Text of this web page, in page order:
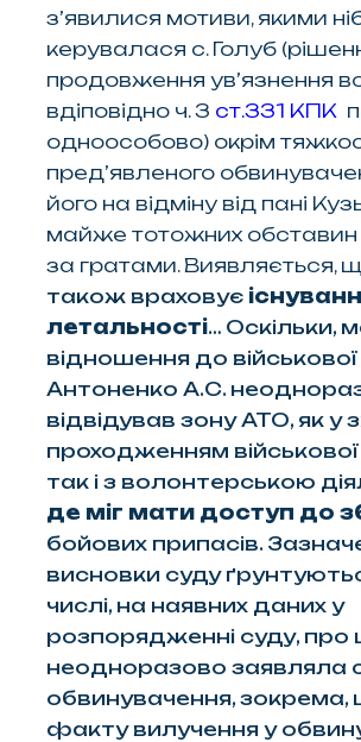
з’явилися мотиви, якими
керувалася с. Голуб
продовження ув’язнення
вдіповідно ч. 3 ст.331 КПК
одноособово) окрім
пред’явленого
його на відміну від пані
майже тотожних
за гратами. Виявляється,
також враховує
летальності… Оскільки,
відношення до
Антоненко А.С.
відвідував зону АТО, як у
проходженням
так і з волонтерською
де міг мати доступ до
бойових припасів.
висновки суду
числі, на наявних даних у
розпорядженні суду, про
неодноразово заявляла
обвинувачення,
факту вилучення у